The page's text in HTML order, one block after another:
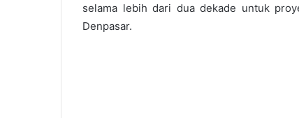
selama lebih dari dua dekade untuk
Denpasar.